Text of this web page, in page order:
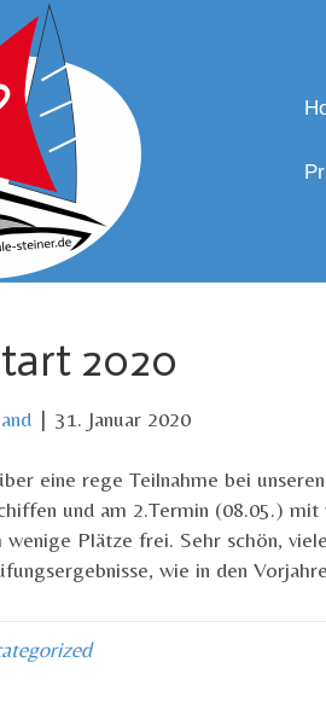
2020
| 31. Januar 2020
eine rege Teilnahme bei
und am 2.Termin (08.05.)
wenige Plätze frei. Sehr schön,
wie in den